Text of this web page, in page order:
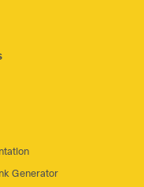
Generator